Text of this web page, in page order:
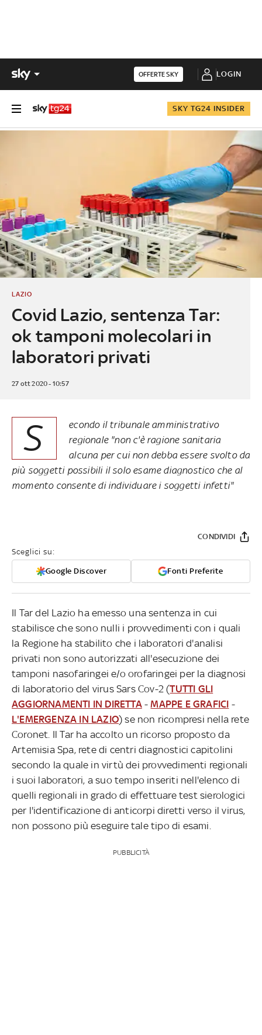
OFFERTE SKY LOGIN
SKY TG24 INSIDER
Covid Lazio, sentenza Tar:
ok tamponi molecolari in
laboratori privati
LAZIO
27 ott 2020 - 10:57
S
econdo il tribunale amministrativo
regionale "non c'è ragione sanitaria
alcuna per cui non debba essere svolto da
più soggetti possibili il solo esame diagnostico che al
momento consente di individuare i soggetti infetti"
Sceglici su:
Google Discover Fonti Preferite
CONDIVIDI
Il Tar del Lazio ha emesso una sentenza in cui
stabilisce che sono nulli i provvedimenti con i quali
la Regione ha stabilito che i laboratori d'analisi
privati non sono autorizzati all'esecuzione dei
tamponi nasofaringei e/o orofaringei per la diagnosi
di laboratorio del virus Sars Cov-2 (TUTTI GLI
AGGIORNAMENTI IN DIRETTA-MAPPE E GRAFICI -
L'EMERGENZA IN LAZIO) se non ricompresi nella rete
Coronet. Il Tar ha accolto un ricorso proposto da
Artemisia Spa, rete di centri diagnostici capitolini
secondo la quale in virtù dei provvedimenti regionali
i suoi laboratori, a suo tempo inseriti nell'elenco di
quelli regionali in grado di effettuare test sierologici
per l'identificazione di anticorpi diretti verso il virus,
non possono più eseguire tale tipo di esami.
PUBBLICITÀ